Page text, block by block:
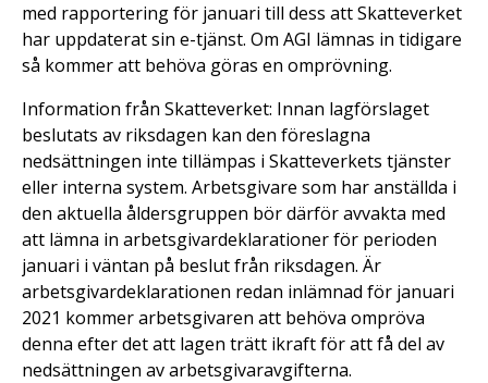
med rapportering för januari till dess att Skatteverket
har uppdaterat sin e-tjänst. Om AGI lämnas in tidigare
så kommer att behöva göras en omprövning.
Information från Skatteverket: Innan lagförslaget
beslutats av riksdagen kan den föreslagna
nedsättningen inte tillämpas i Skatteverkets tjänster
eller interna system. Arbetsgivare som har anställda i
den aktuella åldersgruppen bör därför avvakta med
att lämna in arbetsgivardeklarationer för perioden
januari i väntan på beslut från riksdagen. Är
arbetsgivardeklarationen redan inlämnad för januari
2021 kommer arbetsgivaren att behöva ompröva
denna efter det att lagen trätt ikraft för att få del av
nedsättningen av arbetsgivaravgifterna.